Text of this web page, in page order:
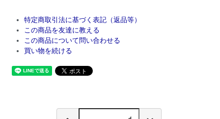
特定商取引法に基づく表記（返品等）
この商品を友達に教える
この商品について問い合わせる
買い物を続ける